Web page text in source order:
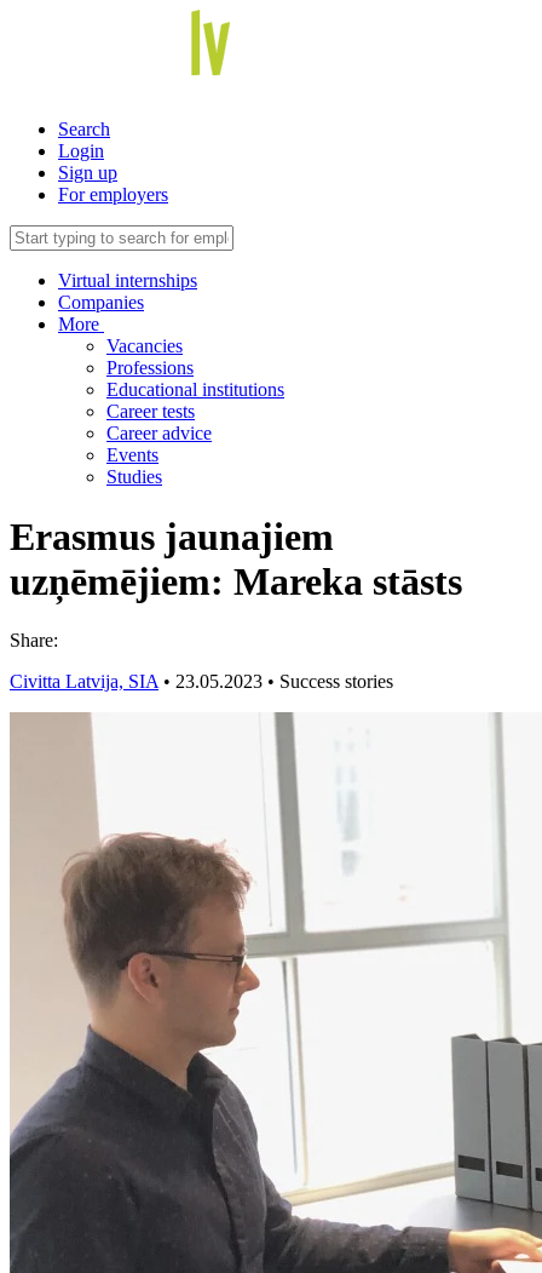
Search
Login
Sign up
For employers
Virtual internships
Companies
More
Vacancies
Professions
Educational institutions
Career tests
Career advice
Events
Studies
Erasmus jaunajiem
uzņēmējiem: Mareka stāsts
Share:
Civitta Latvija, SIA • 23.05.2023 • Success stories